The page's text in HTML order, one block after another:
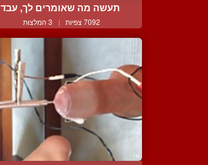
תעשה מה שאומרים לך, עבד
7092 צפיות | 3 המלצות